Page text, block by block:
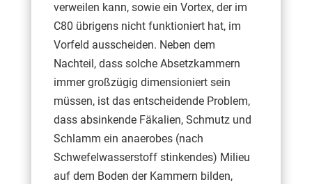
verweilen kann, sowie ein Vortex, der im
C80 übrigens nicht funktioniert hat, im
Vorfeld ausscheiden. Neben dem
Nachteil, dass solche Absetzkammern
immer großzügig dimensioniert sein
müssen, ist das entscheidende Problem,
dass absinkende Fäkalien, Schmutz und
Schlamm ein anaerobes (nach
Schwefelwasserstoff stinkendes) Milieu
auf dem Boden der Kammern bilden,